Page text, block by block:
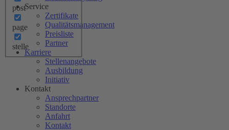
post
page
stelle
Service
Zertifikate
Qualitätsmanagement
Preisliste
Partner
Karriere
Stellenangebote
Ausbildung
Initiativ
Kontakt
Ansprechpartner
Standorte
Anfahrt
Kontakt